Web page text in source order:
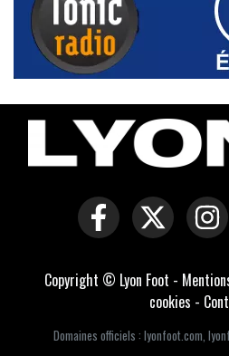
Copyright © Lyon Foot -
cookies -
Domaines officiels : lyonfoot.com,